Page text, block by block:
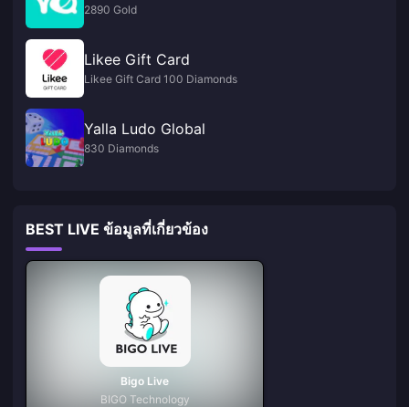
2890 Gold
Likee Gift Card
Likee Gift Card 100 Diamonds
Yalla Ludo Global
830 Diamonds
BEST LIVE ข้อมูลที่เกี่ยวข้อง
Bigo Live
BIGO Technology